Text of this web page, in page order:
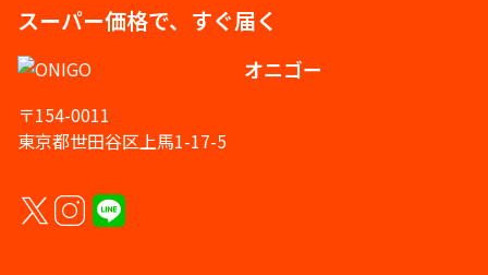
スーパー価格で、すぐ届く
オニゴー
〒154-0011
東京都世田谷区上馬1-17-5